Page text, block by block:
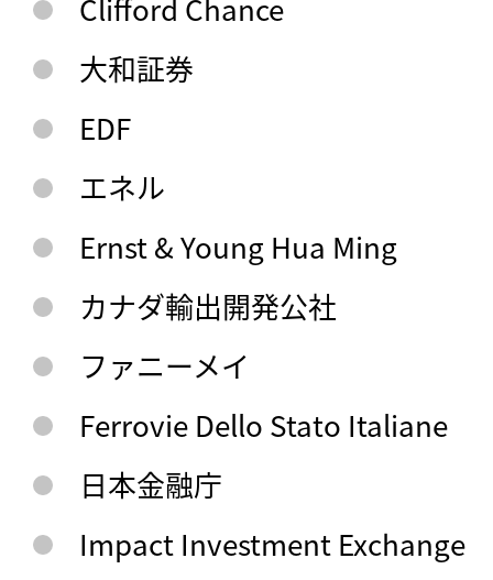
大和証券
EDF
エネル
Ernst & Young Hua Ming
カナダ輸出開発公社
ファニーメイ
Ferrovie Dello Stato Italiane
日本金融庁
Impact Investment Exchange